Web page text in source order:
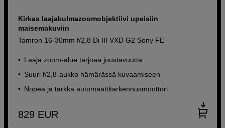
Kirkas laajakulmazoomobjektiivi upeisiin
maisemakuviin
Tamron 16-30mm f/2,8 Di III VXD G2 Sony FE
Laaja zoom-alue tarjoaa joustavuutta
Suuri f/2,8-aukko hämärässä kuvaamiseen
Nopea ja tarkka automaattitarkennusmoottori
829 EUR